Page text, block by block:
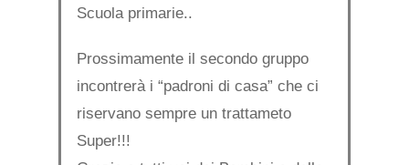
Scuola primarie..
Prossimamente il secondo gruppo
incontrerà i “padroni di casa” che ci
riservano sempre un trattameto
Super!!!